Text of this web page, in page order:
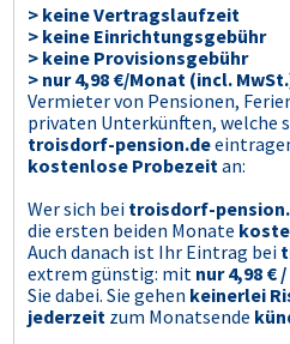
> keine Vertragslaufzeit
> keine Einrichtungsgebühr
> keine Provisionsgebühr
> nur 4,98 €/Monat (incl.
Vermieter von Pensionen,
privaten Unterkünften, welche
troisdorf-pension.de
kostenlose Probezeit an:
Wer sich bei troisdorf-
die ersten beiden Monate
Auch danach ist Ihr Eintrag bei
extrem günstig: mit nur 4,98 €
Sie dabei. Sie gehen keinerlei
jederzeit zum Monatsende